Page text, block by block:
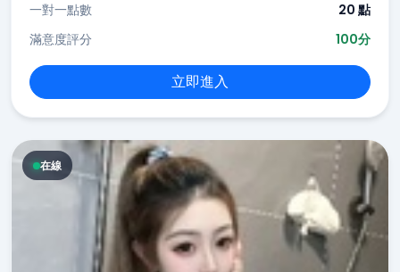
一對一點數
20 點
滿意度評分
100分
立即進入
在線